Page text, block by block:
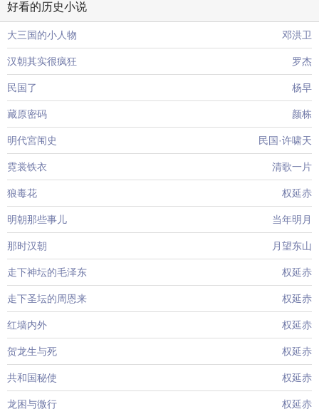
好看的历史小说
大三国的小人物 邓洪卫
汉朝其实很疯狂 罗杰
民国了 杨早
藏原密码 颜栋
明代宮闱史 民国·许啸天
霓裳铁衣 清歌一片
狼毒花 权延赤
明朝那些事儿 当年明月
那时汉朝 月望东山
走下神坛的毛泽东 权延赤
走下圣坛的周恩来 权延赤
红墙内外 权延赤
贺龙生与死 权延赤
共和国秘使 权延赤
龙困与微行 权延赤